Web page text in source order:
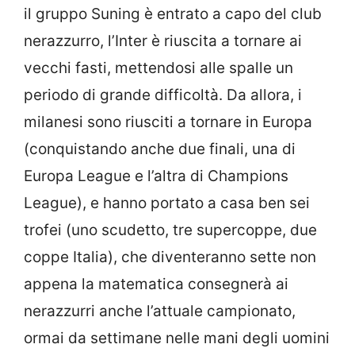
il gruppo Suning è entrato a capo del club
nerazzurro, l’Inter è riuscita a tornare ai
vecchi fasti, mettendosi alle spalle un
periodo di grande difficoltà. Da allora, i
milanesi sono riusciti a tornare in Europa
(conquistando anche due finali, una di
Europa League e l’altra di Champions
League), e hanno portato a casa ben sei
trofei (uno scudetto, tre supercoppe, due
coppe Italia), che diventeranno sette non
appena la matematica consegnerà ai
nerazzurri anche l’attuale campionato,
ormai da settimane nelle mani degli uomini